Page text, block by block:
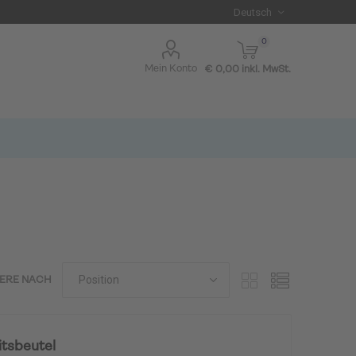
Mein Konto
0
€ 0,00 inkl. MwSt.
NACH